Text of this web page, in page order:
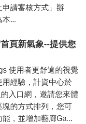
請審核方式」辦
...
頁新氣象--提供您
使用者更舒適的視覺
經驗，計資中心於
入口網，邀請您來體
的方式排列，您可
，並增加藝廊Ga...